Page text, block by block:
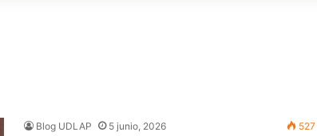
Blog UDLAP 5 junio, 2026 527